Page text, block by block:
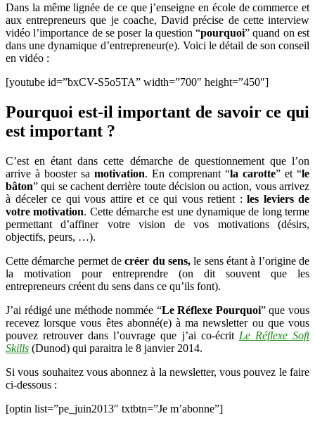
votre
action
:
un
David
Dans la même lignée de ce que j’enseigne en école de commerce et
aux entrepreneurs que je coache, David précise de cette interview
vidéo l’importance de se poser la question “pourquoi” quand on est
dans une dynamique d’entrepreneur(e). Voici le détail de son conseil
en vidéo :
[youtube id=”bxCV-S5o5TA” width=”700″ height=”450″]
Pourquoi est-il important de savoir ce qui
est important ?
C’est en étant dans cette démarche de questionnement que l’on
arrive à booster sa motivation. En comprenant “la carotte” et “le
bâton” qui se cachent derrière toute décision ou action, vous arrivez
à déceler ce qui vous attire et ce qui vous retient : les leviers de
votre motivation. Cette démarche est une dynamique de long terme
permettant d’affiner votre vision de vos motivations (désirs,
objectifs, peurs, …).
Cette démarche permet decréer du sens, le sens étant à l’origine de
la motivation pour entreprendre (on dit souvent que les
entrepreneurs créent du sens dans ce qu’ils font).
J’ai rédigé une méthode nommée “Le Réflexe Pourquoi” que vous
recevez lorsque vous êtes abonné(e) à ma newsletter ou que vous
pouvez retrouver dans l’ouvrage que j’ai co-écrit Le Réflexe Soft
Skills (Dunod) qui paraitra le 8 janvier 2014.
Si vous souhaitez vous abonnez à la newsletter, vous pouvez le faire
ci-dessous :
[optin list=”pe_juin2013″ txtbtn=”Je m’abonne”]